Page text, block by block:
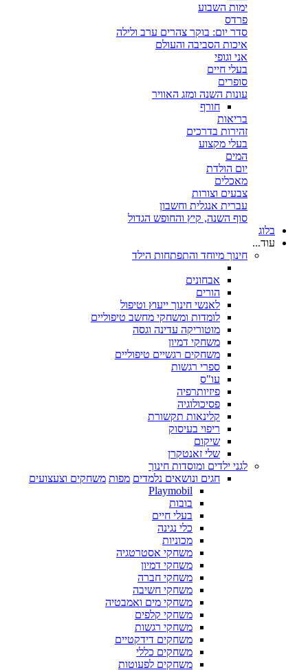
ימות השבוע
פרדס
סדר יום: בוקר צהרים ערב ולילה
איכות הסביבה והעולם
אני וגופי
בעלי חיים
סופרים
עונות השנה ומזג האוויר
חורף
בריאות
זהירות בדרכים
בעלי מקצוע
המים
יום הולדת
מאכלים
צבעים וצורות
עברית אנגלית וחשבון
סוף השנה, קיץ והחופש הגדול
בלוג
עוד...
חינוך מיוחד והתפתחות הילד
אבחונים
הורים
לאנשי חינוך ייעוץ וטיפול
לומדות ומשחקי מחשב טיפוליים
מוטוריקה עדינה וגסה
משחקי דמיון
משחקים רגשיים טיפוליים
ספרי רגשות
עו"ס
פיזיותרפיה
פסיכולוגיה
קלינאות תקשורת
ריפוי בעיסוק
שיקום
שלי זאנטקרן
לגני ילדים ומוסדות חינוך
חגים ונושאים נלמדים מפות משחקים וצעצועים
Playmobil
בובות
בעלי חיים
כלי נגינה
מכוניות
משחקי אסטרטגיה
משחקי דמיון
משחקי חברה
משחקי חשיבה
משחקי מים ואמבטיה
משחקי קלפים
משחקי רגשות
משחקים דידקטיים
משחקים כללי
משחקים לפעוטות